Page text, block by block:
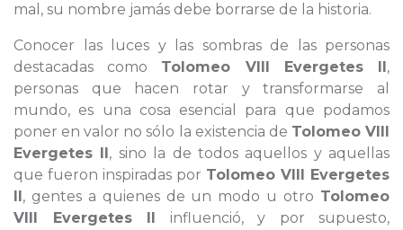
mal, su nombre jamás debe borrarse de la historia.
Conocer las luces y las sombras de las personas
destacadas como Tolomeo VIII Evergetes II,
personas que hacen rotar y transformarse al
mundo, es una cosa esencial para que podamos
poner en valor no sólo la existencia de Tolomeo VIII
Evergetes II, sino la de todos aquellos y aquellas
que fueron inspiradas por Tolomeo VIII Evergetes
II, gentes a quienes de un modo u otro Tolomeo
VIII Evergetes II influenció, y por supuesto,